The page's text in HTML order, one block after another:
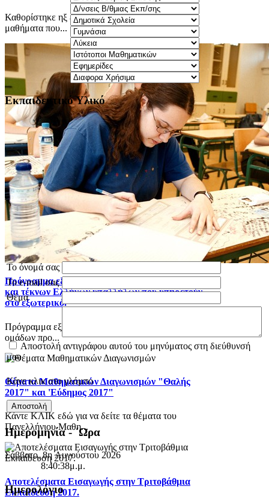
Καθορίστηκε ηξ εξεταστέα ύλη 2025-2026 για τα
μαθήματα που...
Πρόγραμμα εξετάσεων Ελλήνων του εξωτερικού
και τέκνων Ελλήνων υπαλλήλων που υπηρετούν
στο εξωτερικό.
Πρόγραμμα εξετάσεων μαθημάτων γενικής παιδείας,
ομάδων προ...
Θέματα Μαθηματικών Διαγωνισμών "Θαλής
2017" και 'Εύδημος 2017"
Κάντε ΚΛΙΚ εδώ για να δείτε τα θέματα του
Πανελλήνιου Μαθη...
Αποτελέσματα Εισαγωγής στην Τριτοβάθμια
Εκπαίδευση 2017.
Εκπαιδευτικό Υλικό
Το όνομά σας
Το e-mail σας
Θέμα
Αποστολή αντιγράφου αυτού του μηνύματος στη διεύθυνσή
μου
Κάνε κλικ στο γλόμπο
Ημερομηνία - ΄Ωρα
Σάββατο, 8η Αυγούστου 2026
8:40:38μ.μ.
Ημερολόγιο